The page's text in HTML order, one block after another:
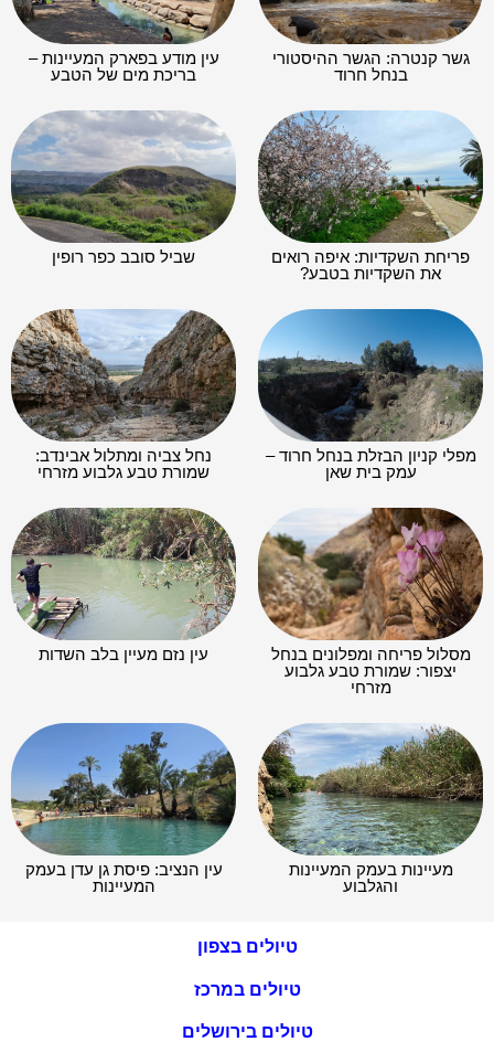
גשר קנטרה: הגשר ההיסטורי
בנחל חרוד
עין מודע בפארק המעיינות –
בריכת מים של הטבע
פריחת השקדיות: איפה רואים
את השקדיות בטבע?
שביל סובב כפר רופין
מפלי קניון הבזלת בנחל חרוד –
עמק בית שאן
נחל צביה ומתלול אבינדב:
שמורת טבע גלבוע מזרחי
מסלול פריחה ומפלונים בנחל
יצפור: שמורת טבע גלבוע
מזרחי
עין נזם מעיין בלב השדות
מעיינות בעמק המעיינות
והגלבוע
עין הנציב: פיסת גן עדן בעמק
המעיינות
טיולים בצפון
טיולים במרכז
טיולים בירושלים